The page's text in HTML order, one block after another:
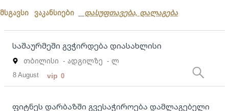
მსგავსი ვაკანსიები დასუფთავება, დალაგება
საშაურმეში გვჭირდება დიასახლისი
თბილისი - ადგილზე - ლ
8 August vip 0
ფიტნეს დარბაზში გვესაჭიროება დამლაგებელი